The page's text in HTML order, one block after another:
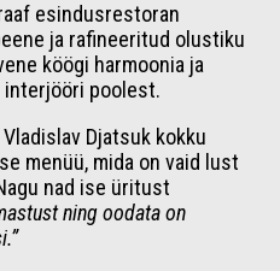
esindusrestoran
ja rafineeritud olustiku
köögi harmoonia ja
poolest.
Djatsuk kokku
menüü, mida on vaid lust
nad ise üritust
ning oodata on